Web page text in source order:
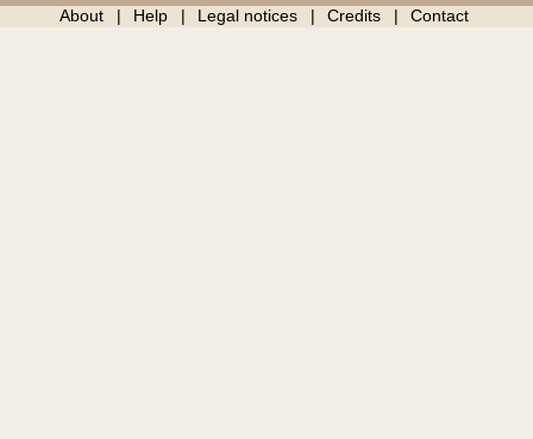
About Help Legal notices Credits Contact